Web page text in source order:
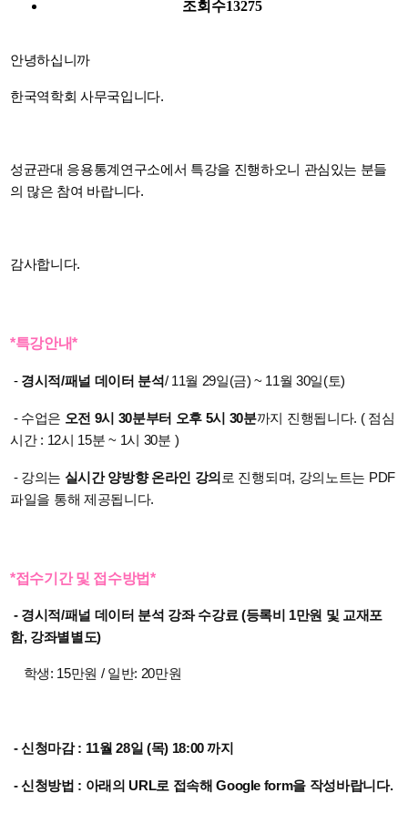
조회수13275
안녕하십니까
한국역학회 사무국입니다.
성균관대 응용통계연구소에서 특강을 진행하오니 관심있는 분들
의 많은 참여 바랍니다.
감사합니다.
*특강안내*
- 경시적/패널 데이터 분석/ 11월 29일(금) ~ 11월 30일(토)
- 수업은 오전 9시 30분부터 오후 5시 30분까지 진행됩니다. ( 점심
시간 : 12시 15분 ~ 1시 30분 )
- 강의는 실시간 양방향 온라인 강의 로 진행되며, 강의노트는 PDF
파일을 통해 제공됩니다.
*접수기간 및 접수방법*
- 경시적/패널 데이터 분석 강좌 수강료 (등록비 1만원 및 교재포
함, 강좌별별도)
학생: 15만원 / 일반: 20만원
- 신청마감 : 11월 28일 (목) 18:00 까지
- 신청방법 : 아래의 URL로 접속해 Google form을 작성바랍니다.